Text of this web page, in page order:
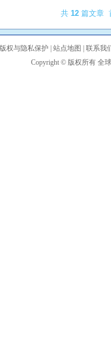
共 12篇文章
版权与隐私保护 站点地图
联系我
Copyright © 版权所有 全